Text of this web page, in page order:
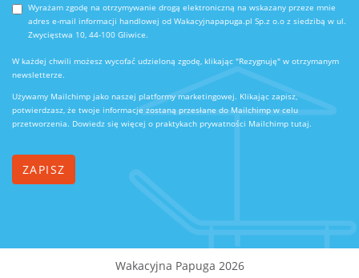
Wyrażam zgodę na otrzymywanie drogą elektroniczną na wskazany przeze mnie
adres e-mail informacji handlowej od Wakacyjnapapuga.pl Sp.z o.o z siedzibą w ul.
Zwycięstwa 10, 44-100 Gliwice.
W każdej chwili możesz wycofać udzieloną zgodę, klikając "Rezygnuję" w otrzymanym
newsletterze.
Używamy Mailchimp jako naszej platformy marketingowej. Klikając zapisz,
potwierdzasz, że twoje informacje zostaną przesłane do Mailchimp w celu
przetworzenia. Dowiedz się więcej o praktykach prywatności Mailchimp tutaj.
Wakacyjna Papuga 2026